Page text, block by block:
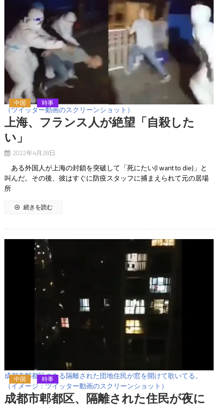
（ツイッター動画のスクリーンショット）
中国 時事
上海、フランス人が絶望「自殺した
い」
2022年4月28日
ある外国人が上海の封鎖を突破して「死にたい(I want to die)」と
叫んだ。その後、彼はすぐに防疫スタッフに捕まえられて元の居場
所
続きを読む
成都市郫都区のある隔離された団地住民が窓を開けて歌いてる。
（イメージ：ツイッター動画のスクリーンショット）
中国 時事
成都市郫都区、隔離された住民が夜に